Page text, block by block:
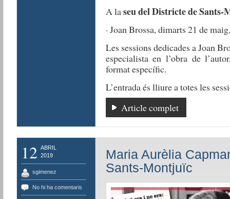
A laseu del Districte de Sants-
· Joan Brossa, dimarts 21 de
Les sessions dedicades a Joan
especialista en l’obra de
format específic.
L’entrada és lliure a totes les
Article complet
12 ABRIL
2019
sgimenez
No hi ha comentaris
Maria Aurèlia
Sants-Montjuïc